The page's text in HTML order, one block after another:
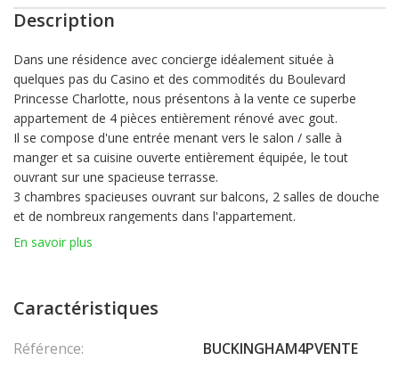
Description
Dans une résidence avec concierge idéalement située à
quelques pas du Casino et des commodités du Boulevard
Princesse Charlotte, nous présentons à la vente ce superbe
appartement de 4 pièces entièrement rénové avec gout.
Il se compose d'une entrée menant vers le salon / salle à
manger et sa cuisine ouverte entièrement équipée, le tout
ouvrant sur une spacieuse terrasse.
3 chambres spacieuses ouvrant sur balcons, 2 salles de douche
et de nombreux rangements dans l'appartement.
1 emplacement de parking compris dans l'immeuble, rare dans
ce quartier.
Que ce soit pour une résidence principale, un pied-à-terre ou un
particulièrement attractive, offrant une excellente rentabilité.
En savoir plus
Caractéristiques
Référence:
BUCKINGHAM4PVENTE